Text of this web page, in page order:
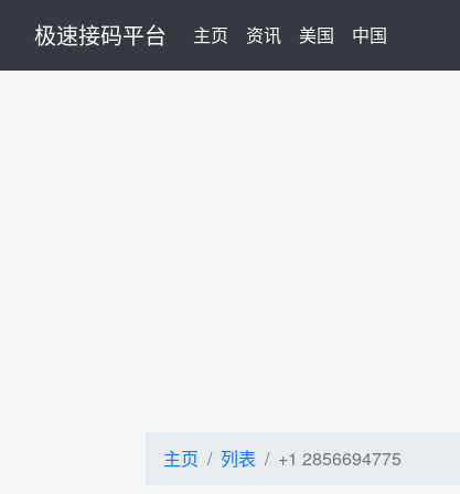
极速接码平台 主页 (current)
资讯 美国 中国
主页 列表 +1 2856694775